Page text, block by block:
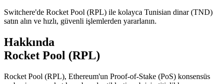
Switchere'de Rocket Pool (RPL) ile kolayca Tunisian dinar (TND)
satın alın ve hızlı, güvenli işlemlerden yararlanın.
Hakkında
Rocket Pool (RPL)
Rocket Pool (RPL), Ethereum'un Proof-of-Stake (PoS) konsensüs